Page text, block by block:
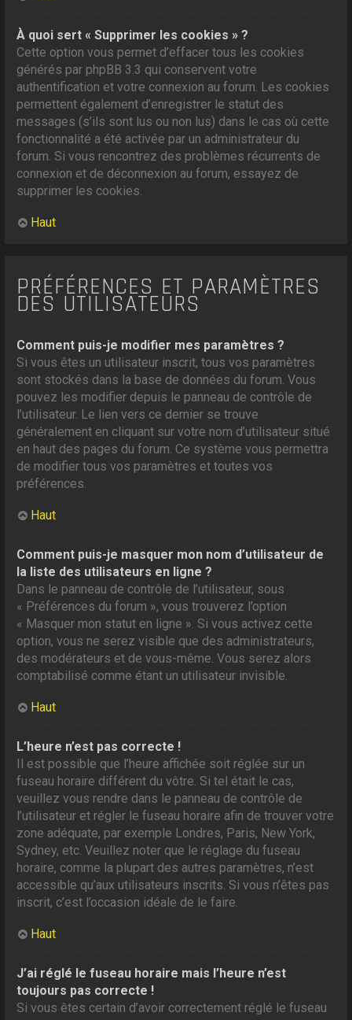
À quoi sert « Supprimer les cookies » ?
Cette option vous permet d’effacer tous les cookies
générés par phpBB 3.3 qui conservent votre
authentification et votre connexion au forum. Les cookies
permettent également d’enregistrer le statut des
messages (s’ils sont lus ou non lus) dans le cas où cette
fonctionnalité a été activée par un administrateur du
forum. Si vous rencontrez des problèmes récurrents de
connexion et de déconnexion au forum, essayez de
supprimer les cookies.
Haut
PRÉFÉRENCES ET PARAMÈTRES
DES UTILISATEURS
Comment puis-je modifier mes paramètres ?
Si vous êtes un utilisateur inscrit, tous vos paramètres
sont stockés dans la base de données du forum. Vous
pouvez les modifier depuis le panneau de contrôle de
l’utilisateur. Le lien vers ce dernier se trouve
généralement en cliquant sur votre nom d’utilisateur situé
en haut des pages du forum. Ce système vous permettra
de modifier tous vos paramètres et toutes vos
préférences.
Haut
Comment puis-je masquer mon nom d’utilisateur de
la liste des utilisateurs en ligne ?
Dans le panneau de contrôle de l’utilisateur, sous
« Préférences du forum », vous trouverez l’option
« Masquer mon statut en ligne ». Si vous activez cette
option, vous ne serez visible que des administrateurs,
des modérateurs et de vous-même. Vous serez alors
comptabilisé comme étant un utilisateur invisible.
Haut
L’heure n’est pas correcte !
Il est possible que l’heure affichée soit réglée sur un
fuseau horaire différent du vôtre. Si tel était le cas,
veuillez vous rendre dans le panneau de contrôle de
l’utilisateur et régler le fuseau horaire afin de trouver votre
zone adéquate, par exemple Londres, Paris, New York,
Sydney, etc. Veuillez noter que le réglage du fuseau
horaire, comme la plupart des autres paramètres, n’est
accessible qu’aux utilisateurs inscrits. Si vous n’êtes pas
inscrit, c’est l’occasion idéale de le faire.
Haut
J’ai réglé le fuseau horaire mais l’heure n’est
toujours pas correcte !
Si vous êtes certain d’avoir correctement réglé le fuseau